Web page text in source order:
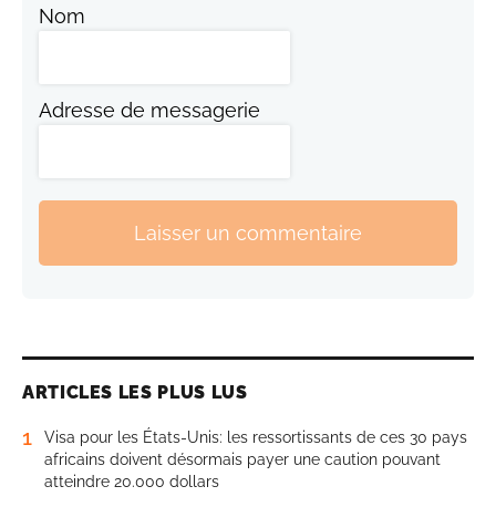
Nom
Adresse de messagerie
Laisser un commentaire
ARTICLES LES PLUS LUS
1
Visa pour les États-Unis: les ressortissants de ces 30 pays
africains doivent désormais payer une caution pouvant
atteindre 20.000 dollars